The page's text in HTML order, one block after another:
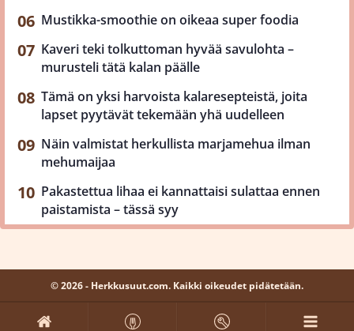
Mustikka-smoothie on oikeaa super foodia
Kaveri teki tolkuttoman hyvää savulohta –
murusteli tätä kalan päälle
Tämä on yksi harvoista kalaresepteistä, joita
lapset pyytävät tekemään yhä uudelleen
Näin valmistat herkullista marjamehua ilman
mehumaijaa
Pakastettua lihaa ei kannattaisi sulattaa ennen
paistamista – tässä syy
© 2026 - Herkkusuut.com. Kaikki oikeudet pidätetään.